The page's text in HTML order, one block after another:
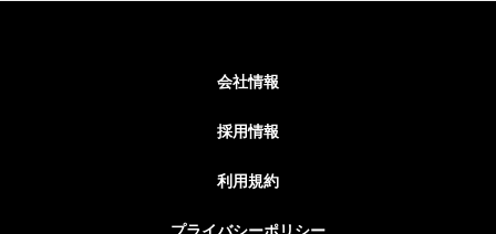
会社情報
採用情報
利用規約